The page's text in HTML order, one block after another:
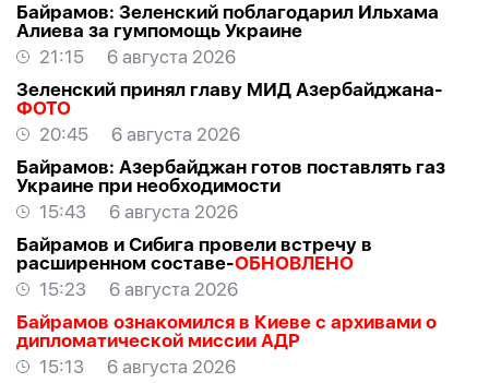
Байрамов: Зеленский поблагодарил Ильхама
Алиева за гумпомощь Украине
21:15
6 августа 2026
Зеленский принял главу МИД Азербайджана-
ФОТО
20:45
6 августа 2026
Байрамов: Азербайджан готов поставлять газ
Украине при необходимости
15:43
6 августа 2026
Байрамов и Сибига провели встречу в
расширенном составе-ОБНОВЛЕНО
15:23
6 августа 2026
Байрамов ознакомился в Киеве с архивами о
дипломатической миссии АДР
15:13
6 августа 2026